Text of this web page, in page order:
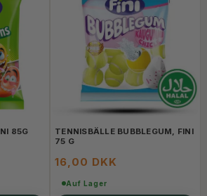
85G
TENNISBÄLLE BUBBLEGUM, FINI
75 G
16,00 DKK
Auf Lager